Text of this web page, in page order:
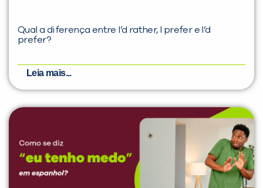
Qual a diferença entre I’d rather, I prefer e I’d
prefer?
Leia mais...